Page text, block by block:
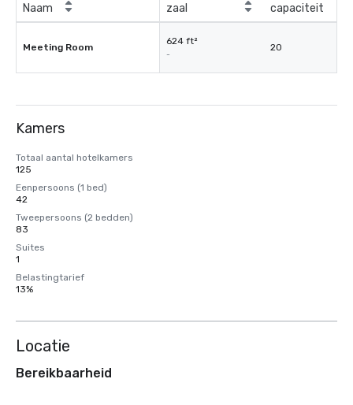
Naam
zaal
capaciteit
Meeting Room
624 ft²
-
20
Kamers
Totaal aantal hotelkamers
125
Eenpersoons (1 bed)
42
Tweepersoons (2 bedden)
83
Suites
1
Belastingtarief
13%
Locatie
Bereikbaarheid